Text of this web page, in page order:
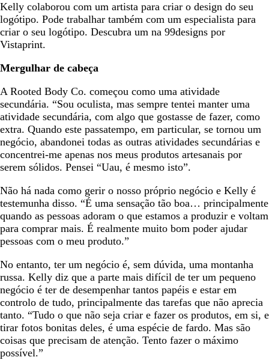
Kelly colaborou com um artista para criar o design do seu
logótipo. Pode trabalhar também com um especialista para
criar o seu logótipo. Descubra um na 99designs por
Vistaprint.
Mergulhar de cabeça
A Rooted Body Co. começou como uma atividade
secundária. “Sou oculista, mas sempre tentei manter uma
atividade secundária, com algo que gostasse de fazer, como
extra. Quando este passatempo, em particular, se tornou um
negócio, abandonei todas as outras atividades secundárias e
concentrei-me apenas nos meus produtos artesanais por
serem sólidos. Pensei “Uau, é mesmo isto”.
Não há nada como gerir o nosso próprio negócio e Kelly é
testemunha disso. “É uma sensação tão boa… principalmente
quando as pessoas adoram o que estamos a produzir e voltam
para comprar mais. É realmente muito bom poder ajudar
pessoas com o meu produto.”
No entanto, ter um negócio é, sem dúvida, uma montanha
russa. Kelly diz que a parte mais difícil de ter um pequeno
negócio é ter de desempenhar tantos papéis e estar em
controlo de tudo, principalmente das tarefas que não aprecia
tanto. “Tudo o que não seja criar e fazer os produtos, em si, e
tirar fotos bonitas deles, é uma espécie de fardo. Mas são
coisas que precisam de atenção. Tento fazer o máximo
possível.”